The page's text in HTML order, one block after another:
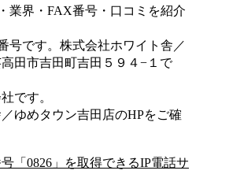
業界・FAX番号・口コミを紹介
号です。 株式会社ホワイト舎／
田市吉田町吉田５９４−１ で
です。
ゆめタウン吉田店のHPをご確
「 0826 」を取得できるIP電話サ